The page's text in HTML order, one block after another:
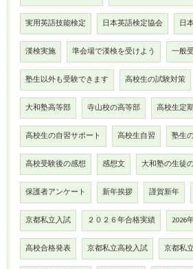
実用英語技能検定 日本英語検定協会 日
漢検実施 準会場で漢検を受けよう 一般
塾生以外も受験できます 高校生の試験対策
大和塾高等部 寺山校の高等部 高校生定
高校生の自習サポート 高校生自習 塾生
高校受験後の感想 感想文 大和塾の生徒
保護者アンケート 新年挨拶 謹賀新年
京都私立入試 ２０２６年合格実績 2026
高校合格発表 京都私立高校入試 京都私